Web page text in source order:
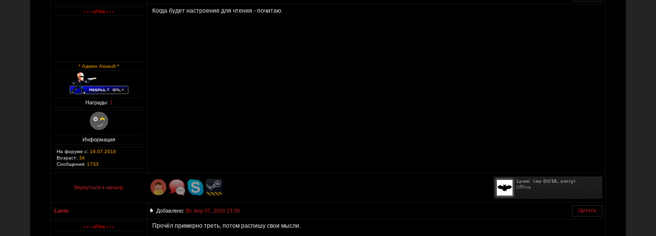
* Админ Assault *
Награды: 1
Информация
На форуме с: 19.07.2016
Возраст: 34
Сообщения: 1733
Когда будет настроение для чтения - почитаю.
Вернуться к началу
Lanm Добавлено: Вс Апр 07, 2019 13:59 Цитата
Прочёл примерно треть, потом распишу свои мысли.